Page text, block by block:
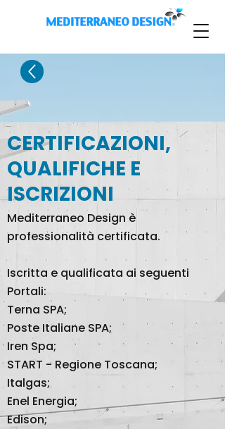
CERTIFICAZIONI,
QUALIFICHE E
ISCRIZIONI
Mediterraneo Design è
professionalità certificata.
Iscritta e qualificata ai seguenti
Portali:
Terna SPA;
Poste Italiane SPA;
Iren Spa;
START - Regione Toscana;
Italgas;
Enel Energia;
Edison;